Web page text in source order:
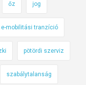
őz jog
e-mobilitási tranzíció
pötördi szerviz
szabálytalanság